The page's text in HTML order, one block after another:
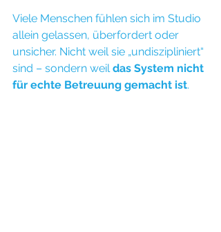
Viele Menschen fühlen sich im Studio
allein gelassen, überfordert oder
unsicher. Nicht weil sie „undiszipliniert“
sind – sondern weil das System nicht
für echte Betreuung gemacht ist.